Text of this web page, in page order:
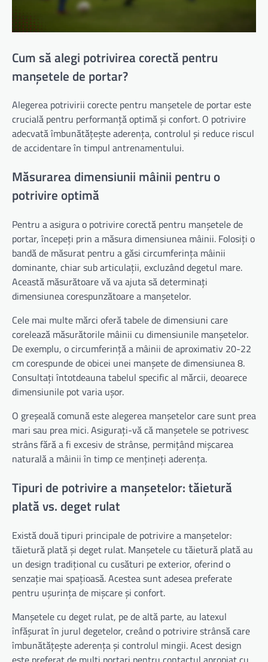
Cum să alegi potrivirea corectă pentru
manșetele de portar?
Alegerea potrivirii corecte pentru manșetele de portar este
crucială pentru performanță optimă și confort. O potrivire
adecvată îmbunătățește aderența, controlul și reduce riscul
de accidentare în timpul antrenamentului.
Măsurarea dimensiunii mâinii pentru o
potrivire optimă
Pentru a asigura o potrivire corectă pentru manșetele de
portar, începeți prin a măsura dimensiunea mâinii. Folosiți o
bandă de măsurat pentru a găsi circumferința mâinii
dominante, chiar sub articulații, excluzând degetul mare.
Această măsurătoare vă va ajuta să determinați
dimensiunea corespunzătoare a manșetelor.
Cele mai multe mărci oferă tabele de dimensiuni care
corelează măsurătorile mâinii cu dimensiunile manșetelor.
De exemplu, o circumferință a mâinii de aproximativ 20-22
cm corespunde de obicei unei manșete de dimensiunea 8.
Consultați întotdeauna tabelul specific al mărcii, deoarece
dimensiunile pot varia ușor.
O greșeală comună este alegerea manșetelor care sunt prea
mari sau prea mici. Asigurați-vă că manșetele se potrivesc
strâns fără a fi excesiv de strânse, permițând mișcarea
naturală a mâinii în timp ce mențineți aderența.
Tipuri de potrivire a manșetelor: tăietură
plată vs. deget rulat
Există două tipuri principale de potrivire a manșetelor:
tăietură plată și deget rulat. Manșetele cu tăietură plată au
un design tradițional cu cusături pe exterior, oferind o
senzație mai spațioasă. Acestea sunt adesea preferate
pentru ușurința de mișcare și confort.
Manșetele cu deget rulat, pe de altă parte, au latexul
înfășurat în jurul degetelor, creând o potrivire strânsă care
îmbunătățește aderența și controlul mingii. Acest design